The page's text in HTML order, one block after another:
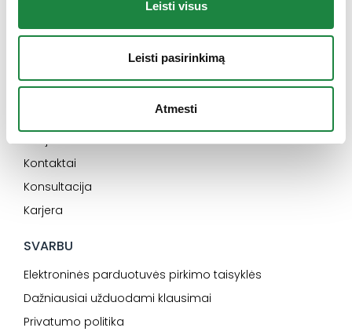
Leisti visus
Leisti pasirinkimą
Atmesti
I-V: 8:00-16:30
Naujienos
Kontaktai
Konsultacija
Karjera
SVARBU
Elektroninės parduotuvės pirkimo taisyklės
Dažniausiai užduodami klausimai
Privatumo politika